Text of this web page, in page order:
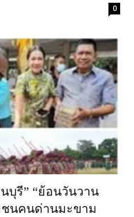
0
บุรี” “ย้อนวันวาน
นคนด่านมะขาม